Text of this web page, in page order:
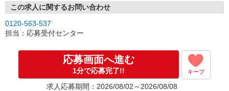
連絡させて頂きます。
↓
［3］面接実施。履歴書（写真貼付）をお持ちください。
面接では仕事内容や職場についてなど、気になることやご希望は
［4］ 採用決定のご連絡。勤務開始日もお気軽にご相談ください。
【電話受付】
この求人に関するお問い合わせ
0120-563-537
担当：応募受付センター
応募画面へ進む
1分で応募完了!! キープ
求人応募期間：2026/08/02～2026/08/08